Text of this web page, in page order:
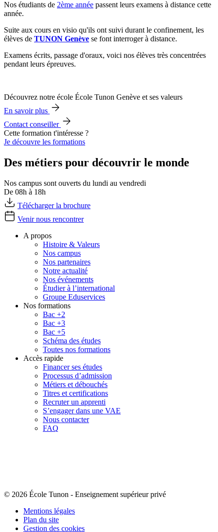
Nos étudiants de 2ème année passent leurs examens à distance cette
année.
Suite aux cours en visio qu'ils ont suivi durant le confinement, les
élèves de TUNON Genève se font interroger à distance.
Examens écrits, passage d'oraux, voici nos élèves très concentrées
pendant leurs épreuves.
Découvrez notre école École Tunon Genève et ses valeurs
En savoir plus
Contact conseiller
Cette formation t'intéresse ?
Je découvre les formations
Des métiers pour découvrir le monde
Nos campus sont ouverts du lundi au vendredi
De 08h à 18h
Télécharger la brochure
Venir nous rencontrer
A propos
Histoire & Valeurs
Nos campus
Nos partenaires
Notre actualité
Nos événements
Étudier à l’international
Groupe Eduservices
Nos formations
Bac +2
Bac +3
Bac +5
Schéma des études
Toutes nos formations
Accès rapide
Financer ses études
Processus d’admission
Métiers et débouchés
Titres et certifications
Recruter un apprenti
S’engager dans une VAE
Nous contacter
FAQ
© 2026 École Tunon - Enseignement supérieur privé
Mentions légales
Plan du site
Gestion des cookies